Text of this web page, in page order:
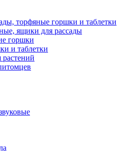
торфяные горшки и таблетки
ящики для рассады
горшки
и таблетки